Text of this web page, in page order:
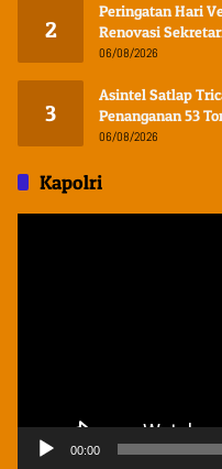
2
Peringatan Hari
Renovasi
19 Provinsi
06/08/2026
3
Asintel Satlap
Penanganan 53
06/08/2026
Kapolri
00:00